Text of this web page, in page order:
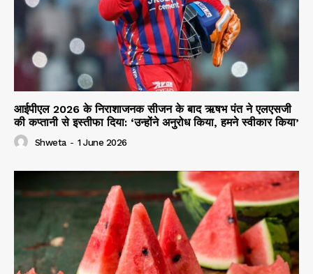
आईपीएल 2026 के निराशाजनक सीजन के बाद ऋषभ पंत ने एलएसजी
की कप्तानी से इस्तीफा दिया: ‘उन्होंने अनुरोध किया, हमने स्वीकार किया’
Shweta - 1 June 2026